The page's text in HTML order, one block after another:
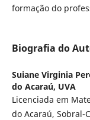
formação do
Biografia do
Suiane Virginia
do Acaraú, UVA
Licenciada em
do Acaraú, Sobral-